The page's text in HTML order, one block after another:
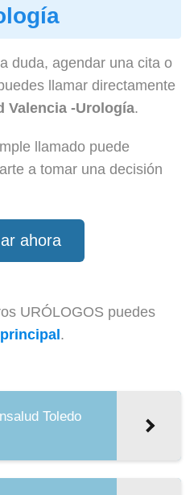
duda, agendar una cita o
llamar directamente
Valencia -Urología.
llamado puede
a tomar una decisión
ahora
URÓLOGOS puedes
.
Toledo